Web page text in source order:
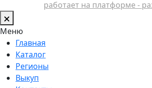
работает на платформе -
Меню
Главная
Каталог
Регионы
Выкуп